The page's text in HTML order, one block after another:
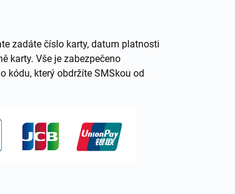
zadáte číslo karty, datum platnosti
karty. Vše je zabezpečeno
kódu, který obdržíte SMSkou od